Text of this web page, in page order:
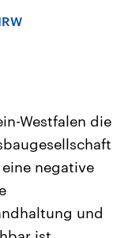
Beiträge,
und
die Vereinigten
mächtigsten Ländern
großem Einfluss auf
Westfalen die
negative
und